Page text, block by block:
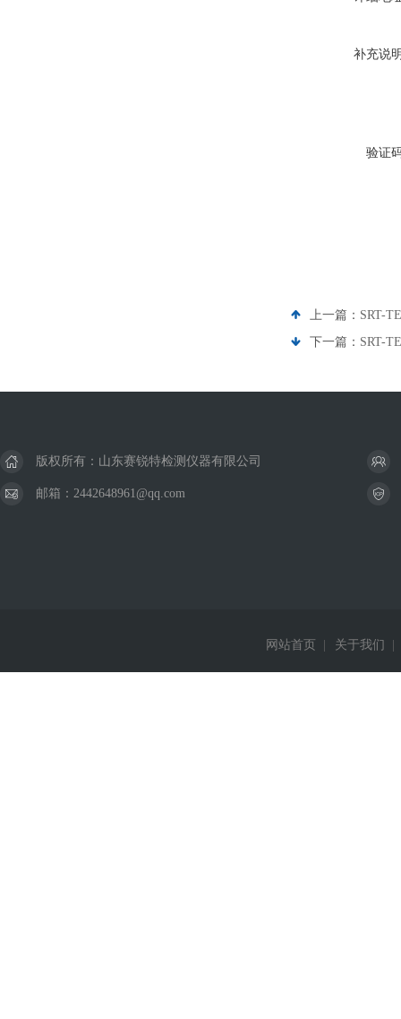
补充说
验证
上一篇： SRT-
下一篇： SRT-
版权所有：山东赛锐特检测仪器有限公司
邮箱：2442648961@qq.com
网站首页 关于我们